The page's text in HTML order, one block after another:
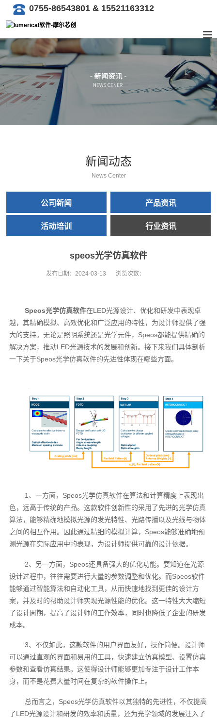
0755-86543801 & 15521163312
新闻动态
News Center
公司新闻 产品资讯
活动培训 行业资讯
speos光学仿真软件
发布日期： 2024-03-13 浏览次数：
Speos光学仿真软件在LED光源设计、优化和研发中表现卓
越，其精确模拟、高效优化和广泛应用的特性，为设计师提供了强
大的支持。无论是照明系统还是光学元件，Speos都能提供精确的
解决方案，推动LED光源技术的发展和创新。接下来我们具体剖析
一下关于Speos光学仿真软件的先进性体现在哪些方面。
1、一方面，Speos光学仿真软件在算法和计算精度上表现出
色，远高于传统的产品。这款软件创新性的采用了先进的光学仿真
算法，能够精确地模拟光源的发光特性、光路传播以及光线与物体
之间的相互作用。因此通过精细的模拟计算，Speos能够准确地预
测光源在实际应用中的表现，为设计师提供可靠的设计依据。
2、另一方面，Speos还具备强大的优化功能。要知道在光源
设计过程中，往往需要进行大量的参数调整和优化。而Speos软件
能够通过智能算法和自动化工具，从而快速地找到更佳的设计方
案，并及时的帮助设计师实现光源性能的优化。这一特性大大缩短
了设计周期，提高了设计师的工作效率，同时也降低了企业的研发
成本。
3、不仅如此，这款软件的用户界面友好，操作简便。设计师
可以通过直观的界面和易用的工具，快速建立仿真模型、设置仿真
参数和查看仿真结果。这使得设计师能够更加专注于设计工作本
身，而不是花费大量时间在复杂的软件操作上。
总而言之，Speos光学仿真软件以其独特的先进性，不仅提高
了LED光源设计和研发的效率和质量，还为光学领域的发展注入了